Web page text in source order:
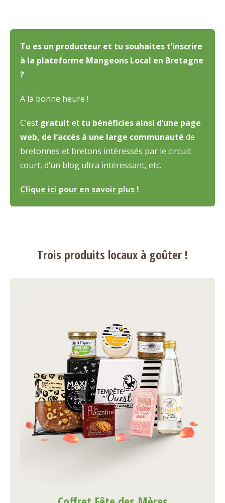
Tu es un producteur et tu souhaites t’inscrire
à la plateforme Mangeons Local en Bretagne
?
A la bonne heure !
C’est gratuit et tu bénéficies ainsi d’une page
web, de l’accès à une large communauté de
bretonnes et bretons intéressés par le circuit
court, d’un blog ultra intéressant, etc.
Clique ici pour en savoir plus !
Trois produits locaux à goûter !